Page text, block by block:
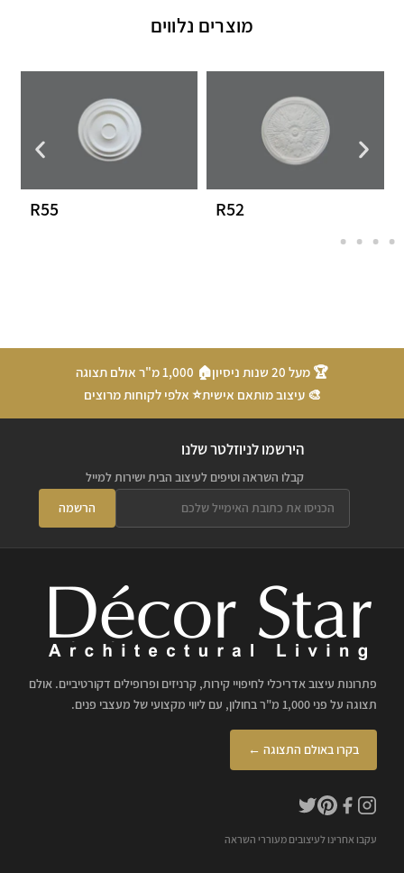
מוצרים נלווים
R52
R55
🏆 מעל 20 שנות ניסיון
🏠 1,000 מ"ר אולם תצוגה
🎨 עיצוב מותאם אישית⭐ אלפי לקוחות מרוצים
הירשמו לניוזלטר שלנו
קבלו השראה וטיפים לעיצוב הבית ישירות למייל
הרשמה
פתרונות עיצוב אדריכלי לחיפויי קירות, קרניזים ופרופילים דקורטיביים. אולם
תצוגה על פני 1,000 מ"ר בחולון, עם ליווי מקצועי של מעצבי פנים.
בקרו באולם התצוגה ←
עקבו אחרינו לעיצובים מעוררי השראה